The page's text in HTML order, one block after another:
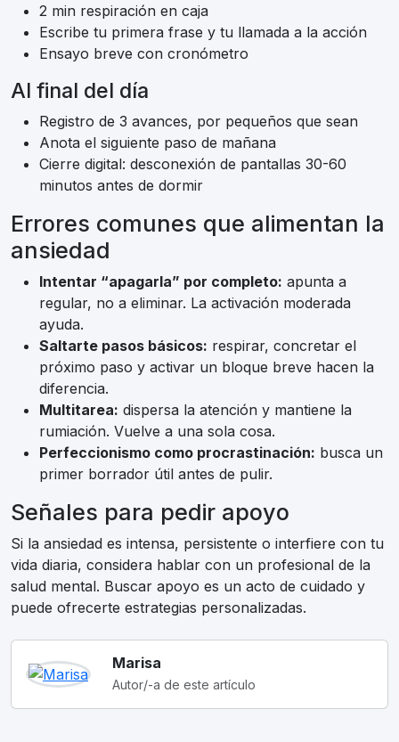
2 min respiración en caja
Escribe tu primera frase y tu llamada a la acción
Ensayo breve con cronómetro
Al final del día
Registro de 3 avances, por pequeños que sean
Anota el siguiente paso de mañana
Cierre digital: desconexión de pantallas 30-60
minutos antes de dormir
Errores comunes que alimentan la
ansiedad
Intentar “apagarla” por completo: apunta a
regular, no a eliminar. La activación moderada
ayuda.
Saltarte pasos básicos: respirar, concretar el
próximo paso y activar un bloque breve hacen la
diferencia.
Multitarea: dispersa la atención y mantiene la
rumiación. Vuelve a una sola cosa.
Perfeccionismo como procrastinación: busca un
primer borrador útil antes de pulir.
Señales para pedir apoyo
Si la ansiedad es intensa, persistente o interfiere con tu
vida diaria, considera hablar con un profesional de la
salud mental. Buscar apoyo es un acto de cuidado y
puede ofrecerte estrategias personalizadas.
Marisa
Autor/-a de este artículo